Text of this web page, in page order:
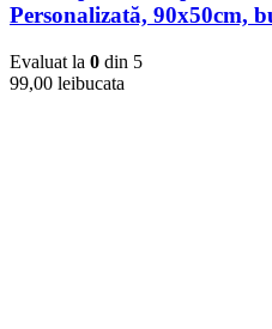
Personalizată, 90x50cm,
Evaluat la 0 din 5
99,00 leibucata